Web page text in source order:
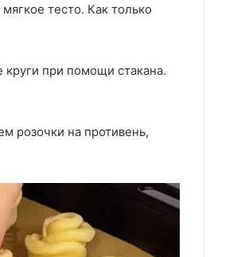
тесто. Как только
при помощи стакана.
розочки на противень,